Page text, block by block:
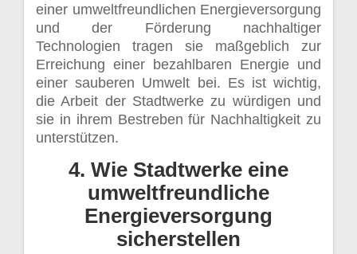
einer umweltfreundlichen Energieversorgung
und der Förderung nachhaltiger
Technologien tragen sie maßgeblich zur
Erreichung einer bezahlbaren Energie und
einer sauberen Umwelt bei. Es ist wichtig,
die Arbeit der Stadtwerke zu würdigen und
sie in ihrem Bestreben für Nachhaltigkeit zu
unterstützen.
4. Wie Stadtwerke eine
umweltfreundliche
Energieversorgung
sicherstellen